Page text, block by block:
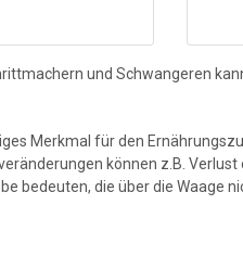
und Schwangeren
Merkmal für den
können z.B. Verlust
bedeuten, die über die Waage